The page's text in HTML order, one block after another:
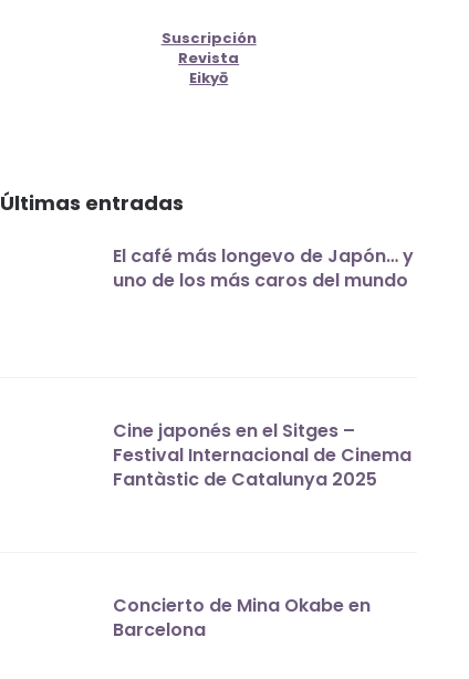
Suscripción
Revista
Eikyō
Últimas entradas
El café más longevo de Japón… y
uno de los más caros del mundo
Cine japonés en el Sitges –
Festival Internacional de Cinema
Fantàstic de Catalunya 2025
Concierto de Mina Okabe en
Barcelona